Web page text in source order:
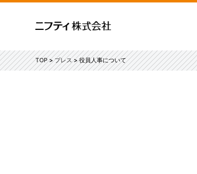
TOP プレス 役員人事について